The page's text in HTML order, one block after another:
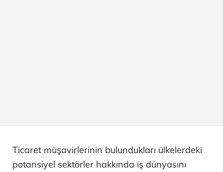
Ticaret müşavirlerinin bulundukları ülkelerdeki
potansiyel sektörler hakkında iş dünyasını